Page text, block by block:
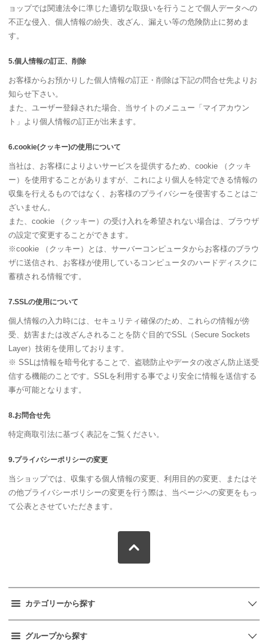
ョップでは関連法令に準じた適切な取扱いを行うことで個人データへの
不正な侵入、個人情報の紛失、改ざん、漏えい等の危険防止に努めま
す。
5.個人情報の訂正、削除
お客様からお預かりした個人情報の訂正・削除は下記の問合せ先よりお
知らせ下さい。
また、ユーザー登録された場合、当サイトのメニュー「マイアカウン
ト」より個人情報の訂正が出来ます。
6.cookie(クッキー)の使用について
当社は、お客様によりよいサービスを提供するため、cookie （クッキ
ー）を使用することがありますが、これにより個人を特定できる情報の
収集を行えるものではなく、お客様のプライバシーを侵害することはご
ざいません。
また、cookie （クッキー）の受け入れを希望されない場合は、ブラウザ
の設定で変更することができます。
※cookie （クッキー）とは、サーバーコンピュータからお客様のブラウ
ザに送信され、お客様が使用しているコンピュータのハードディスクに
蓄積される情報です。
7.SSLの使用について
個人情報の入力時には、セキュリティ確保のため、これらの情報が傍
受、妨害または改ざんされることを防ぐ目的でSSL（Secure Sockets
Layer）技術を使用しております。
※ SSLは情報を暗号化することで、盗聴防止やデータの改ざん防止送受
信する機能のことです。SSLを利用する事でより安全に情報を送信する
事が可能となります。
8.お問合せ先
特定商取引法に基づく表記をご覧ください。
9.プライバシーポリシーの変更
当ショップでは、収集する個人情報の変更、利用目的の変更、またはそ
の他プライバシーポリシーの変更を行う際は、当ページへの変更をもっ
て公表とさせていただきます。
カテゴリーから探す
グループから探す